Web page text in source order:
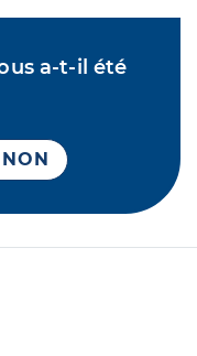
a-t-il été
NON